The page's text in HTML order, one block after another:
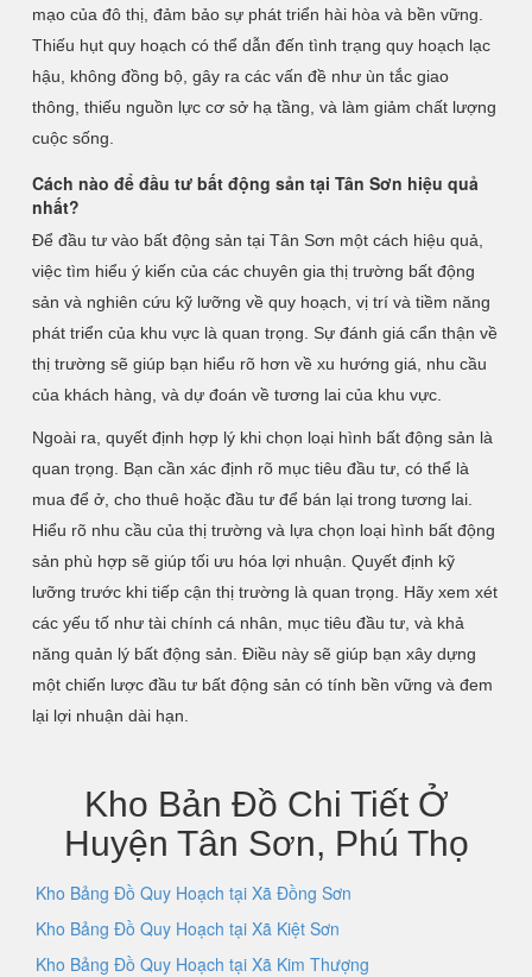
mạo của đô thị, đảm bảo sự phát triển hài hòa và bền vững.
Thiếu hụt quy hoạch có thể dẫn đến tình trạng quy hoạch lạc
hậu, không đồng bộ, gây ra các vấn đề như ùn tắc giao
thông, thiếu nguồn lực cơ sở hạ tầng, và làm giảm chất lượng
cuộc sống.
Cách nào để đầu tư bất động sản tại Tân Sơn hiệu quả
nhất?
Để đầu tư vào bất động sản tại Tân Sơn một cách hiệu quả,
việc tìm hiểu ý kiến của các chuyên gia thị trường bất động
sản và nghiên cứu kỹ lưỡng về quy hoạch, vị trí và tiềm năng
phát triển của khu vực là quan trọng. Sự đánh giá cẩn thận về
thị trường sẽ giúp bạn hiểu rõ hơn về xu hướng giá, nhu cầu
của khách hàng, và dự đoán về tương lai của khu vực.
Ngoài ra, quyết định hợp lý khi chọn loại hình bất động sản là
quan trọng. Bạn cần xác định rõ mục tiêu đầu tư, có thể là
mua để ở, cho thuê hoặc đầu tư để bán lại trong tương lai.
Hiểu rõ nhu cầu của thị trường và lựa chọn loại hình bất động
sản phù hợp sẽ giúp tối ưu hóa lợi nhuận. Quyết định kỹ
lưỡng trước khi tiếp cận thị trường là quan trọng. Hãy xem xét
các yếu tố như tài chính cá nhân, mục tiêu đầu tư, và khả
năng quản lý bất động sản. Điều này sẽ giúp bạn xây dựng
một chiến lược đầu tư bất động sản có tính bền vững và đem
lại lợi nhuận dài hạn.
Kho Bản Đồ Chi Tiết Ở
Huyện Tân Sơn, Phú Thọ
Kho Bảng Đồ Quy Hoạch tại Xã Đồng Sơn
Kho Bảng Đồ Quy Hoạch tại Xã Kiệt Sơn
Kho Bảng Đồ Quy Hoạch tại Xã Kim Thượng